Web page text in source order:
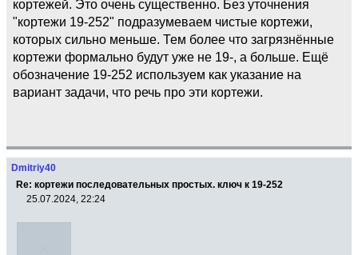
кортежей. Это очень существенно. Без уточнения
"кортежи 19-252" подразумеваем чистые кортежи,
которых сильно меньше. Тем более что загрязнённые
кортежи формально будут уже не 19-, а больше. Ещё
обозначение 19-252 используем как указание на
вариант задачи, что речь про эти кортежи.
Dmitriy40
Re: кортежи последовательных простых. ключ к 19-252
25.07.2024, 22:24